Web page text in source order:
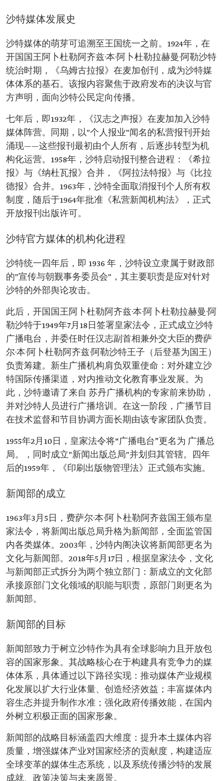
沙特媒体发展史
沙特媒体的萌芽可追溯至王国统一之前。1924年，在
开国国王阿卜杜勒阿齐兹·本·阿卜杜勒拉赫曼·阿勒沙特
统治时期，《乌姆古拉报》在麦加创刊，成为沙特媒
体体系的基石。该报内容聚焦于政府发布的决议与官
方声明，面向沙特公民定向传播。
七年后，即1932年，《汉志之声报》在麦加加入沙特
媒体阵营。同期，以"个人报业"闻名的私营报刊开始
涌现——这些报刊最初由个人所有，后逐步转型为机
构化运营。1958年，沙特启动报刊整合进程：《希拉
报》与《纳杜瓦报》合并，《阿拉法特报》与《比拉
德报》合并。1963年，沙特全面取消报刊个人所有权
制度，随后于1964年批准《私营新闻机构法》，正式
开放报刊出版许可。
沙特官方媒体的机构化进程
沙特统一四年后，即 1936 年，沙特设立隶属于财政部
的"宣传与朝觐事务委员会"，其主要职责是应对针对
沙特的外部舆论攻击。
此后，开国国王阿卜杜勒阿齐兹·本·阿卜杜勒拉赫曼·阿
勒沙特于1949年7月18日签署皇家法令，正式成立沙特
广播电台，并委任时任汉志副首相兼外交大臣的费萨
尔·本·阿卜杜勒阿齐兹·阿勒沙特王子（后登基为国王）
负责筹建。新生广播机构肩负双重使命：对外建立沙
特国际传播渠道，对内推动文化教育事业发展。为
此，沙特邀请了来自 苏丹广播机构的专家前来协助，
并对沙特人员进行广播培训。在这一阶段，广播节目
在技术监督和节目协调方面长期由该专家团队负责。
1955年2月10日，皇家法令将“广播电台”更名为 广播总
局。，同时成立"新闻出版总局"并划归其管辖。四年
后的1959年，《印刷出版物管理法》正式颁布实施。
新闻部的成立
1963年3月5日，费萨尔·本·阿卜杜勒阿齐兹国王颁布皇
家法令，将新闻出版总局升格为新闻部，全面监管国
内各类媒体。2003年，沙特内阁决议将新闻部更名为
文化与新闻部。2018年5月17日，根据皇家法令，文化
与新闻部正式拆分为两个独立部门：新成立的文化部
承接原部门文化领域的职能与职责，原部门则更名为
新闻部。
新闻部的目标
新闻部致力于树立沙特作为具有全球影响力且开放包
容的国家形象。其战略核心在于构建具有竞争力的媒
体体系，具体通过以下路径实现：推动媒体产业规模
化发展以扩大行业体量、创造经济效益；丰富媒体内
容生态并提升制作水准；强化政府传播效能，在国内
外树立积极正面的国家形象。
新闻部的战略目标涵盖四大维度：提升本土媒体内容
质量，增强媒体产业对国家经济的贡献度，构建适应
全球变革的媒体生态系统，以及系统传播沙特的发展
成就、政策决策与未来愿景。